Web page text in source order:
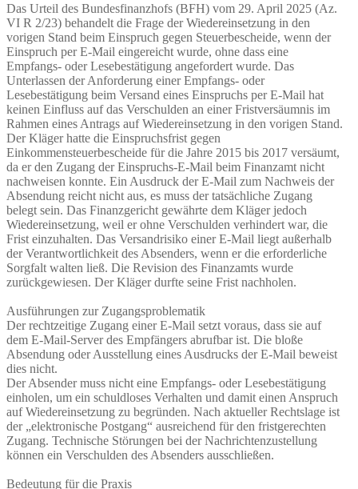
Das Urteil des Bundesfinanzhofs (BFH) vom 29. April 2025 (Az.
VI R 2/23) behandelt die Frage der Wiedereinsetzung in den
vorigen Stand beim Einspruch gegen Steuerbescheide, wenn der
Einspruch per E-Mail eingereicht wurde, ohne dass eine
Empfangs- oder Lesebestätigung angefordert wurde. Das
Unterlassen der Anforderung einer Empfangs- oder
Lesebestätigung beim Versand eines Einspruchs per E-Mail hat
keinen Einfluss auf das Verschulden an einer Fristversäumnis im
Rahmen eines Antrags auf Wiedereinsetzung in den vorigen Stand.
Der Kläger hatte die Einspruchsfrist gegen
Einkommensteuerbescheide für die Jahre 2015 bis 2017 versäumt,
da er den Zugang der Einspruchs-E-Mail beim Finanzamt nicht
nachweisen konnte. Ein Ausdruck der E-Mail zum Nachweis der
Absendung reicht nicht aus, es muss der tatsächliche Zugang
belegt sein. Das Finanzgericht gewährte dem Kläger jedoch
Wiedereinsetzung, weil er ohne Verschulden verhindert war, die
Frist einzuhalten. Das Versandrisiko einer E-Mail liegt außerhalb
der Verantwortlichkeit des Absenders, wenn er die erforderliche
Sorgfalt walten ließ. Die Revision des Finanzamts wurde
zurückgewiesen. Der Kläger durfte seine Frist nachholen.
Ausführungen zur Zugangsproblematik
Der rechtzeitige Zugang einer E-Mail setzt voraus, dass sie auf
dem E-Mail-Server des Empfängers abrufbar ist. Die bloße
Absendung oder Ausstellung eines Ausdrucks der E-Mail beweist
dies nicht.
Der Absender muss nicht eine Empfangs- oder Lesebestätigung
einholen, um ein schuldloses Verhalten und damit einen Anspruch
auf Wiedereinsetzung zu begründen. Nach aktueller Rechtslage ist
der „elektronische Postgang“ ausreichend für den fristgerechten
Zugang. Technische Störungen bei der Nachrichtenzustellung
können ein Verschulden des Absenders ausschließen.
Bedeutung für die Praxis